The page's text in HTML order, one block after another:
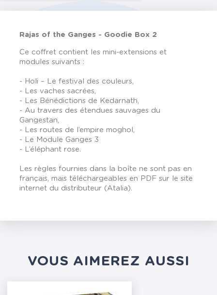
Rajas of the Ganges - Goodie Box 2
Ce coffret contient les mini-extensions et
modules suivants :
- Holi – Le festival des couleurs,
- Les vaches sacrées,
- Les Bénédictions de Kedarnath,
- Au travers des étendues sauvages du
Gangestan,
- Les routes de l’empire moghol,
- Le Module Ganges 3
- L’éléphant rose.
Les règles fournies dans la boîte ne sont pas en
français, mais téléchargeables en PDF sur le site
internet du distributeur (Atalia).
VOUS AIMEREZ AUSSI